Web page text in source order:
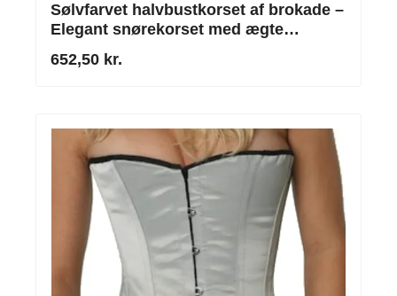
Sølvfarvet halvbustkorset af brokade –
Elegant snørekorset med ægte
stålstivere
652,50 kr.